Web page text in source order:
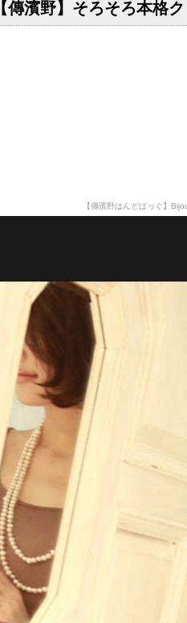
【傳濱野】そろそろ本格
【傳濱野はんどばっぐ】